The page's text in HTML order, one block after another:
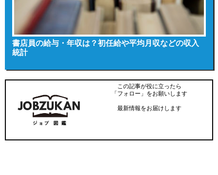
書店員の給与・年収は？初任給や平均月収などの収入
統計
この記事が役に立ったら
「フォロー」をお願いします
最新情報をお届けします